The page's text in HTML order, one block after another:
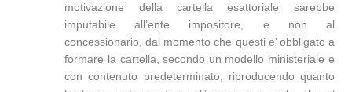
motivazione della cartella esattoriale sarebbe
imputabile all’ente impositore, e non al
concessionario, dal momento che questi e’ obbligato a
formare la cartella, secondo un modello ministeriale e
con contenuto predeterminato, riproducendo quanto